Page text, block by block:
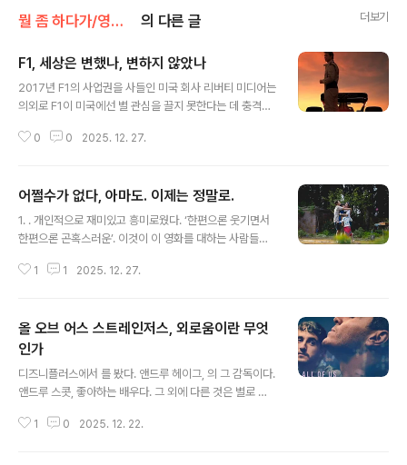
뭘 좀 하다가/영화를 보다가 의 다른 글 더보기
F1, 세상은 변했나, 변하지 않았나
2017년 F1의 사업권을 사들인 미국 회사 리버티 미디어는
의외로 F1이 미국에선 별 관심을 끌지 못한다는 데 충격을
년 시작된 기획이 넷플릭스 다큐 . 그 뒤로 시리즈도 승승장
메라 앵글을 비롯해 거의 모든 비주얼 요소를 가이드로 보
여준 셈인데, 어찌 보면 이런 면에선 영화 공짜로 만들었다
고도 볼 수 있을 것 같다. 레이서의 세계를 다룬 영화들은
주 속에서 느끼는 실존감, 팀메이트간의 갈등, 특히 백전노
0 0 2025. 12. 27.
어쩔수가 없다, 아마도. 이제는 정말로.
1. . 개인적으로 재미있고 흥미로웠다. ‘한편으론 웃기면서
한편으론 곤혹스러운’. 이것이 이 영화를 대하는 사람들의
로 기억될 씬을 보면서 딱 그런 생각을 했다. 한편으론 웃기
같은 장면들을 묘수풀이로 즐기는 관객들에겐 대단히 만족
스러운 영화일 듯. 참고로 사과나무도 나오고, 뱀도 나온다.
2. 벌써 10몇년 전의 일이다. 한 지인의 지인이 출판사를
냈다며 건네 준 책에는 이런 추천사가 적혀 있었다. ‘박찬
욱: 내가 가장 영화로 만들고 싶은 원작’... 대략 이런 내용이
었다. 이야, 역시 재미있었다. 3. 소설 제목은 엑스(AX). 해
1 1 2025. 12. 27.
올 오브 어스 스트레인저스, 외로움이란 무엇
인가
디즈니플러스에서 를 봤다. 앤드루 헤이그, 의 그 감독이다.
앤드루 스콧, 좋아하는 배우다. 그 외에 다른 것은 별로 궁
않았다. 영화 속에서도 그 관계 자체가 중요하게 다뤄지지
1 0 2025. 12. 22.